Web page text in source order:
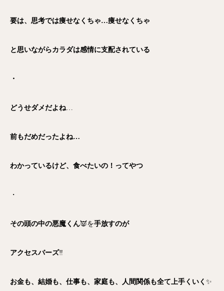
要は、思考では痩せなくちゃ…痩せなくちゃ
と思いながらカラダは感情に支配されている
・
どうせダメだよね…
前もだめだったよね…
わかっているけど、食べたいの！ってやつ
・
その頭の中の悪魔くん👿を手放すのが
アクセスバーズ‼️
お金も、結婚も、仕事も、家庭も、人間関係も全て上手くいく ✨